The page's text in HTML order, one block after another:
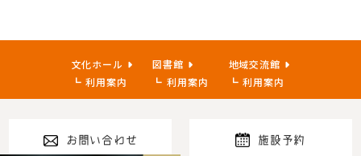
文化ホール
利用案内
図書館
利用案内
地域交流館
利用案内
お問い合わせ 施設予約